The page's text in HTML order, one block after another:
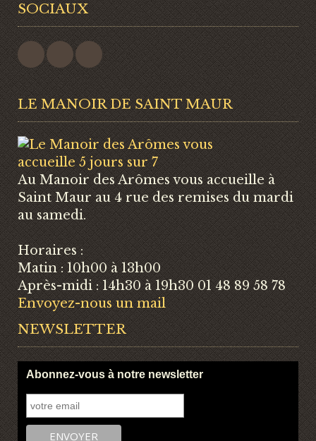
SOCIAUX
LE MANOIR DE SAINT MAUR
Au Manoir des Arômes vous accueille à
Saint Maur au 4 rue des remises du mardi
au samedi.
Horaires :
Matin : 10h00 à 13h00
Après-midi : 14h30 à 19h30 01 48 89 58 78
Envoyez-nous un mail
NEWSLETTER
Abonnez-vous à notre newsletter